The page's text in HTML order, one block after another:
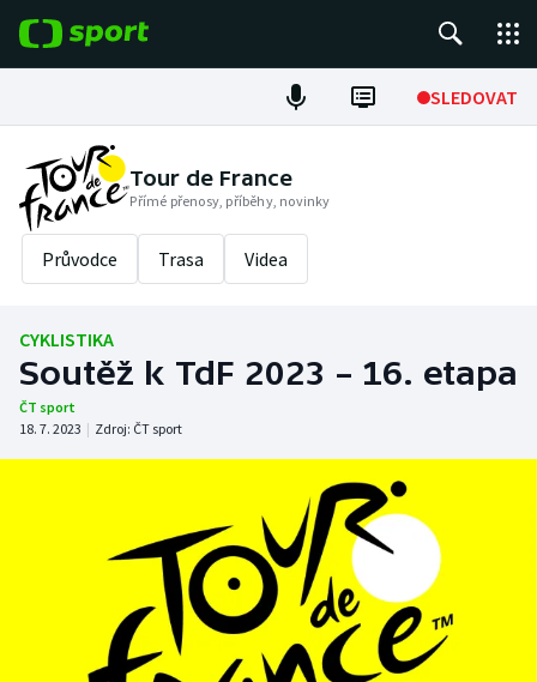
SLEDOVAT
Fotbal
Hokej
Tenis
Cyklistika
DALŠÍ SPORTY
Baseball a softbal
Basketbal
Biatlon
Soutěže
Historické návraty
Aplikace ČT sport
Tour de France
Přímé přenosy, příběhy, novinky
Průvodce Trasa Videa
CYKLISTIKA
Soutěž k TdF 2023 – 16. etapa
ČT sport
18. 7. 2023 | Zdroj: ČT sport